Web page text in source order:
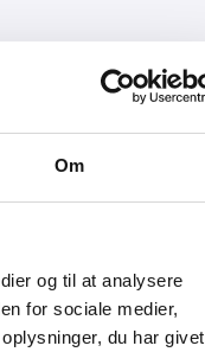
Om
og til at analysere
for sociale medier,
du har givet